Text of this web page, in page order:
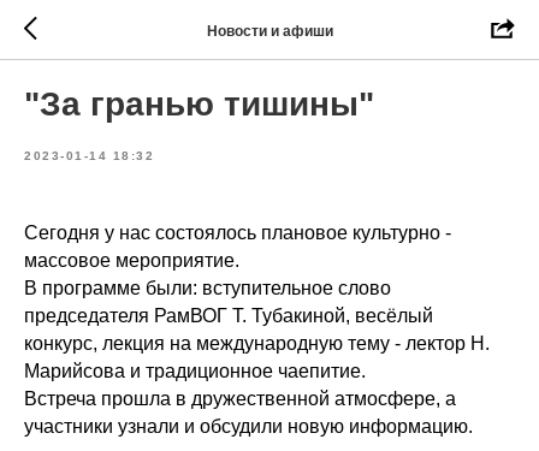
Новости и афиши
"За гранью тишины"
2023-01-14 18:32
Сегодня у нас состоялось плановое культурно -
массовое мероприятие.
В программе были: вступительное слово
председателя РамВОГ Т. Тубакиной, весёлый
конкурс, лекция на международную тему - лектор Н.
Марийсова и традиционное чаепитие.
Встреча прошла в дружественной атмосфере, а
участники узнали и обсудили новую информацию.